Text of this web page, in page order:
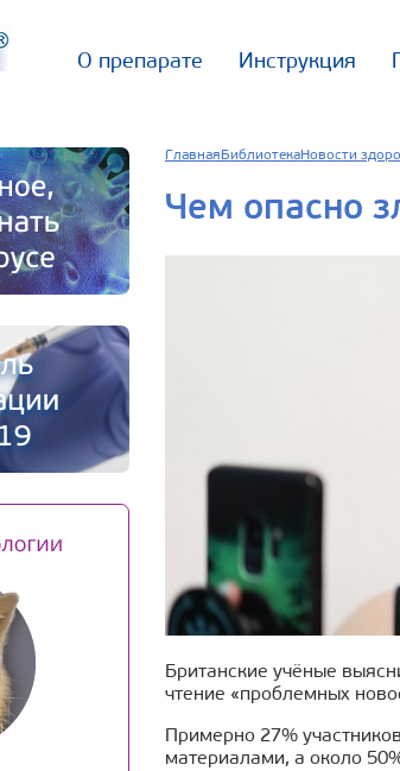
О препарате Инструкция
Главная БиблиотекаНовости
Чем опасно
Британские учёные
чтение «проблемных
Примерно 27%
материалами, а около